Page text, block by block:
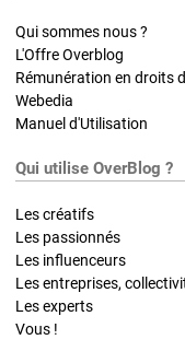
Qui sommes nous ?
L'Offre Overblog
Rémunération en droits
Webedia
Manuel d'Utilisation
Qui utilise OverBlog ?
Les créatifs
Les passionnés
Les influenceurs
Les entreprises,
Les experts
Vous !